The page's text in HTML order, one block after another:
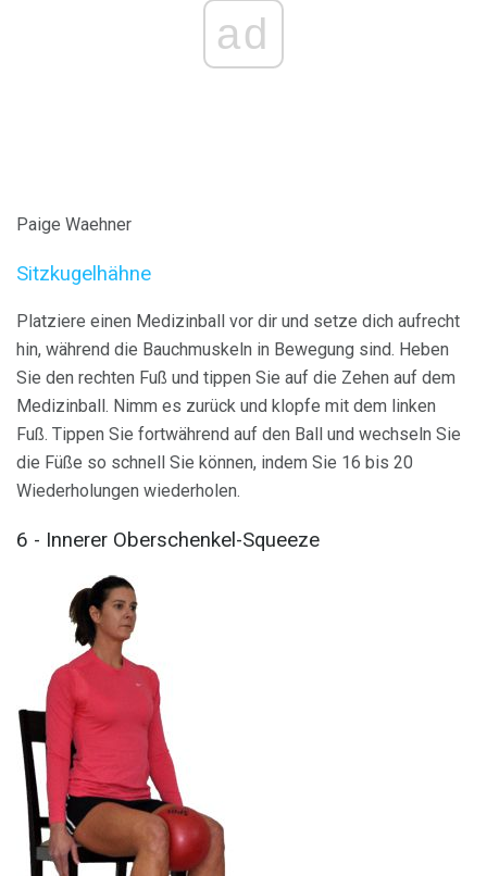
ad
Paige Waehner
Sitzkugelhähne
Platziere einen Medizinball vor dir und setze dich aufrecht
hin, während die Bauchmuskeln in Bewegung sind. Heben
Sie den rechten Fuß und tippen Sie auf die Zehen auf dem
Medizinball. Nimm es zurück und klopfe mit dem linken
Fuß. Tippen Sie fortwährend auf den Ball und wechseln Sie
die Füße so schnell Sie können, indem Sie 16 bis 20
Wiederholungen wiederholen.
6 - Innerer Oberschenkel-Squeeze